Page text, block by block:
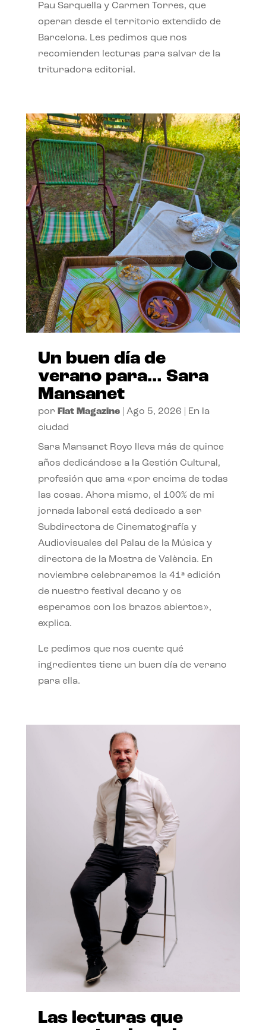
Pau Sarquella y Carmen Torres, que
operan desde el territorio extendido de
Barcelona. Les pedimos que nos
recomienden lecturas para salvar de la
trituradora editorial.
Un buen día de
verano para… Sara
Mansanet
por Flat Magazine| Ago 5, 2026
En la
ciudad
Sara Mansanet Royo lleva más de quince
años dedicándose a la Gestión Cultural,
profesión que ama «por encima de todas
las cosas. Ahora mismo, el 100% de mi
jornada laboral está dedicado a ser
Subdirectora de Cinematografía y
Audiovisuales del Palau de la Música y
directora de la Mostra de València. En
noviembre celebraremos la 41ª edición
de nuestro festival decano y os
esperamos con los brazos abiertos»,
explica.
Le pedimos que nos cuente qué
ingredientes tiene un buen día de verano
para ella.
Las lecturas que